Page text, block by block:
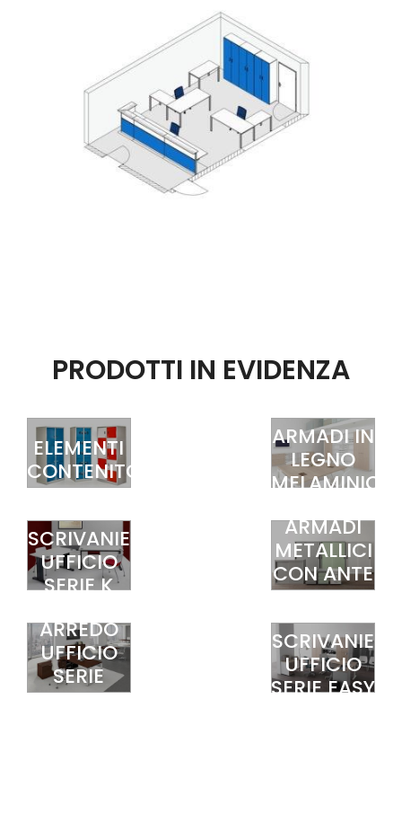
PRODOTTI IN EVIDENZA
ELEMENTI
CONTENITORI
ARMADI IN
LEGNO
MELAMINICO
SCRIVANIE
UFFICIO
SERIE K
ARMADI
METALLICI
CON ANTE
SCORREVOLI
ARREDO
UFFICIO
SERIE
CHROME
SCRIVANIE
UFFICIO
SERIE EASY